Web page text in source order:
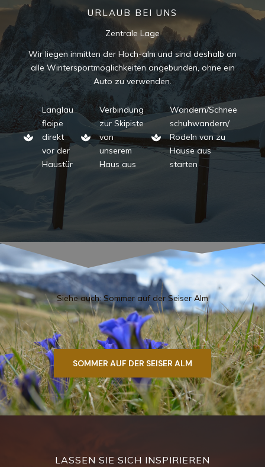
URLAUB BEI UNS
Zentrale Lage
Wir liegen inmitten der Hoch-alm und sind deshalb an
alle Wintersportmöglichkeiten angebunden, ohne ein
Auto zu verwenden.
Langlau
floipe
direkt
vor der
Haustür
Verbindung
zur Skipiste
von
unserem
Haus aus
Wandern/Schnee
schuhwandern/
Rodeln von zu
Hause aus
starten
Siehe auch: Sommer auf der Seiser Alm
SOMMER AUF DER SEISER ALM
LASSEN SIE SICH INSPIRIEREN